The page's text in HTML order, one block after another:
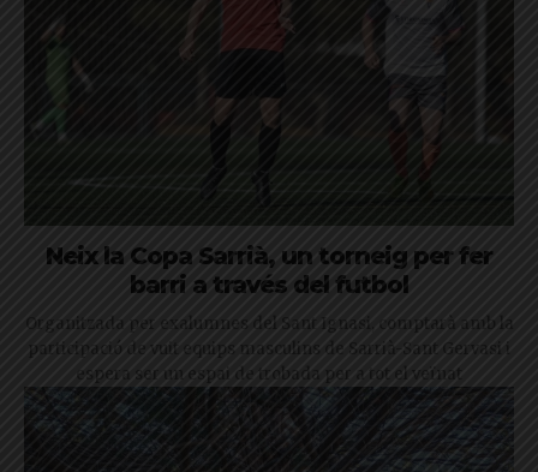
Neix la Copa Sarrià, un torneig per fer
barri a través del futbol
Organitzada per exalumnes del Sant Ignasi, comptarà amb la
participació de vuit equips masculins de Sarrià-Sant Gervasi i
espera ser un espai de trobada per a tot el veïnat